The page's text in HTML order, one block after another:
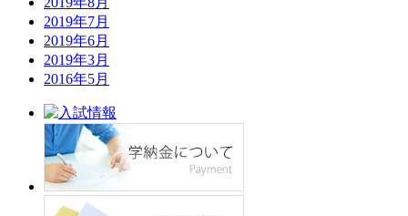
2019年7月
2019年6月
2019年3月
2016年5月